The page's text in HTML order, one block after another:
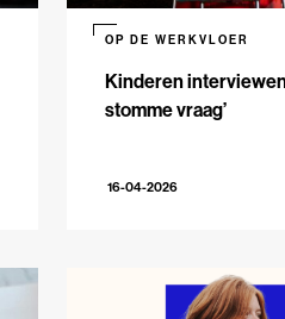
Kinderen
stomme vraag’
OP DE WERKVLOER
16-04-2026